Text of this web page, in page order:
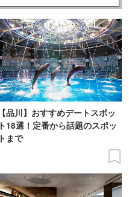
【品川】おすすめデートスポッ
ト18選！定番から話題のスポッ
トまで